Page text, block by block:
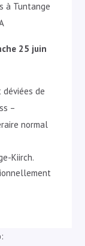
à Tuntange
25 juin
déviées de
–
normal
Kiirch.